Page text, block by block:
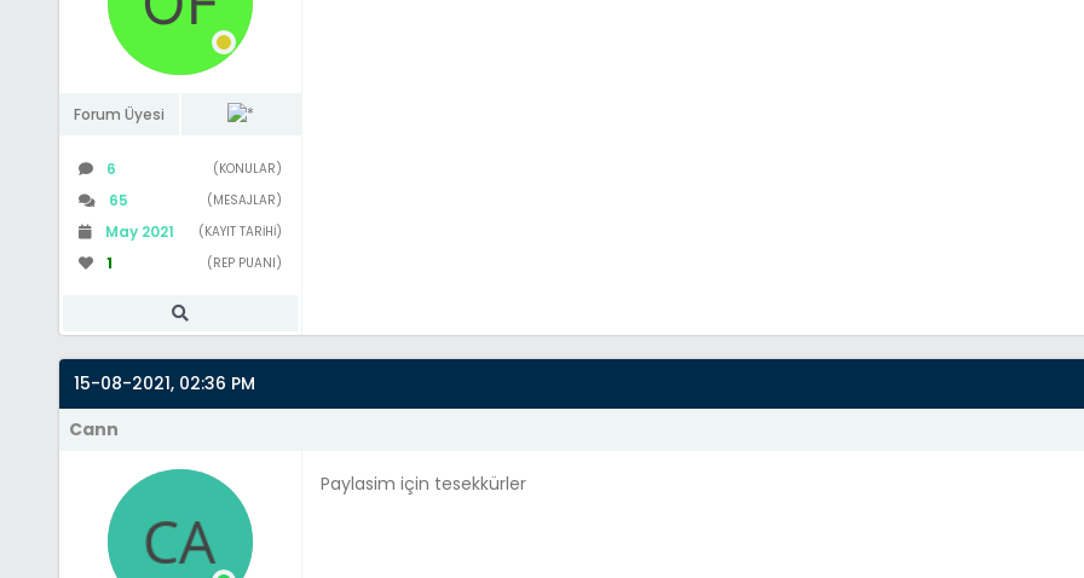
Forum Üyesi
6 (KONULAR)
65 (MESAJLAR)
May 2021 (KAYIT TARIHI)
1 (REP PUANI)
15-08-2021, 02:36 PM
Cann
Paylasim için tesekkürler